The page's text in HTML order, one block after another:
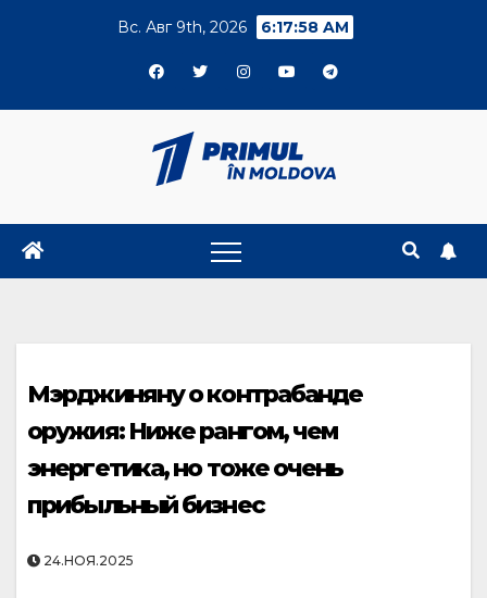
Вс. Авг 9th, 2026 6:17:58 AM
Мэрджиняну о контрабанде
оружия: Ниже рангом, чем
энергетика, но тоже очень
прибыльный бизнес
24.НОЯ.2025